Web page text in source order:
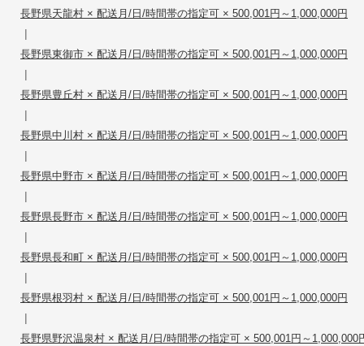
長野県天龍村 × 配送月/日/時間帯の指定可 × 500,001円～1,000,000円
|
長野県東御市 × 配送月/日/時間帯の指定可 × 500,001円～1,000,000円
|
長野県豊丘村 × 配送月/日/時間帯の指定可 × 500,001円～1,000,000円
|
長野県中川村 × 配送月/日/時間帯の指定可 × 500,001円～1,000,000円
|
長野県中野市 × 配送月/日/時間帯の指定可 × 500,001円～1,000,000円
|
長野県長野市 × 配送月/日/時間帯の指定可 × 500,001円～1,000,000円
|
長野県長和町 × 配送月/日/時間帯の指定可 × 500,001円～1,000,000円
|
長野県根羽村 × 配送月/日/時間帯の指定可 × 500,001円～1,000,000円
|
長野県野沢温泉村 × 配送月/日/時間帯の指定可 × 500,001円～1,000,000